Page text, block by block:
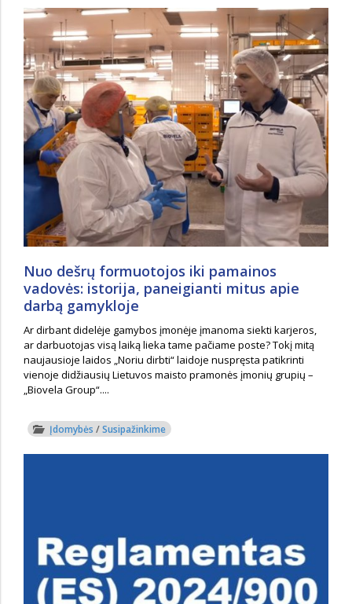
Nuo dešrų formuotojos iki pamainos
vadovės: istorija, paneigianti mitus apie
darbą gamykloje
Ar dirbant didelėje gamybos įmonėje įmanoma siekti karjeros,
ar darbuotojas visą laiką lieka tame pačiame poste? Tokį mitą
naujausioje laidos „Noriu dirbti“ laidoje nuspręsta patikrinti
vienoje didžiausių Lietuvos maisto pramonės įmonių grupių –
„Biovela Group“....
Įdomybės /Susipažinkime